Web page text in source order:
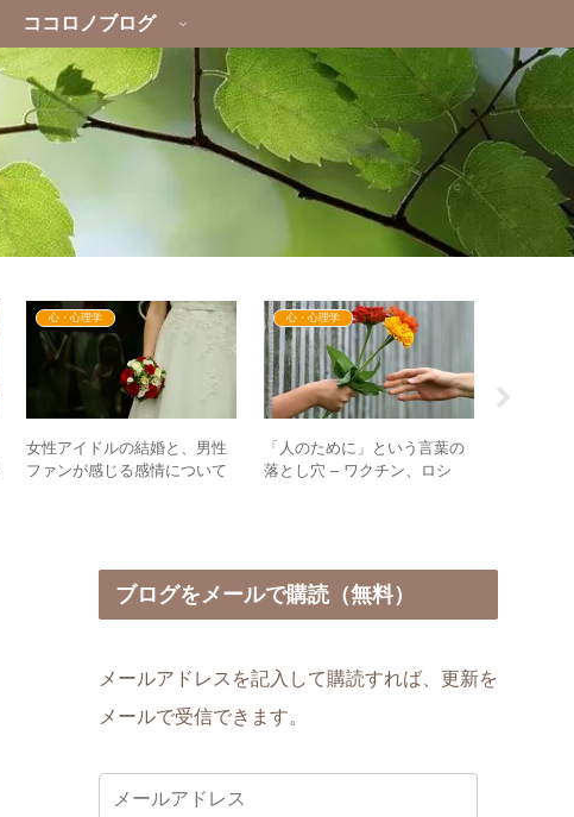
ココロノブログ
心・心理学
女性アイドルの結婚と、男性
ファンが感じる感情について
心・心理学
「人のために」という言葉の
落とし穴 – ワクチン、ロシ
ブログをメールで購読（無料）
メールアドレスを記入して購読すれば、更新を
メールで受信できます。